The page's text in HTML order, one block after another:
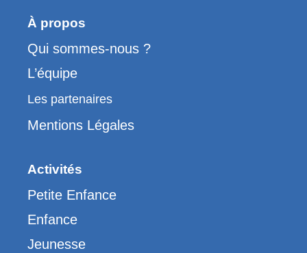
À propos
Qui sommes-nous ?
L’équipe
Les partenaires
Mentions Légales
Activités
Petite Enfance
Enfance
Jeunesse